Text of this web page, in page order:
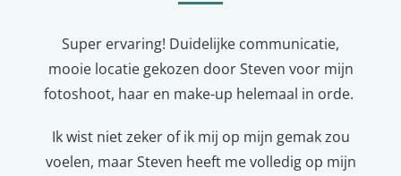
Super ervaring! Duidelijke communicatie,
mooie locatie gekozen door Steven voor mijn
fotoshoot, haar en make-up helemaal in orde.
Ik wist niet zeker of ik mij op mijn gemak zou
voelen, maar Steven heeft me volledig op mijn